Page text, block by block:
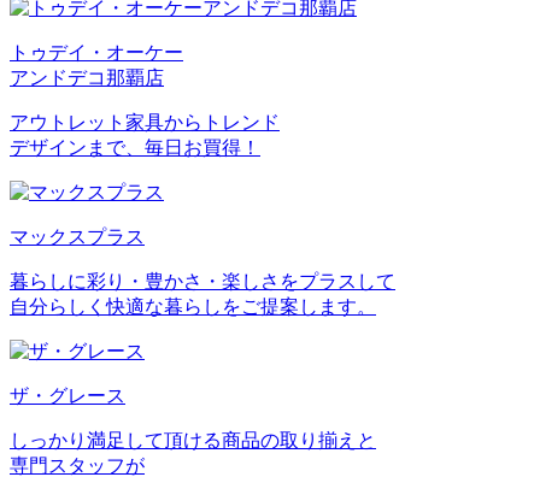
トゥデイ・オーケー
アンドデコ那覇店
アウトレット家具からトレンド
デザインまで、毎日お買得！
マックスプラス
暮らしに彩り・豊かさ・楽しさをプラスして
自分らしく快適な暮らしをご提案します。
ザ・グレース
しっかり満足して頂ける商品の取り揃えと
専門スタッフが